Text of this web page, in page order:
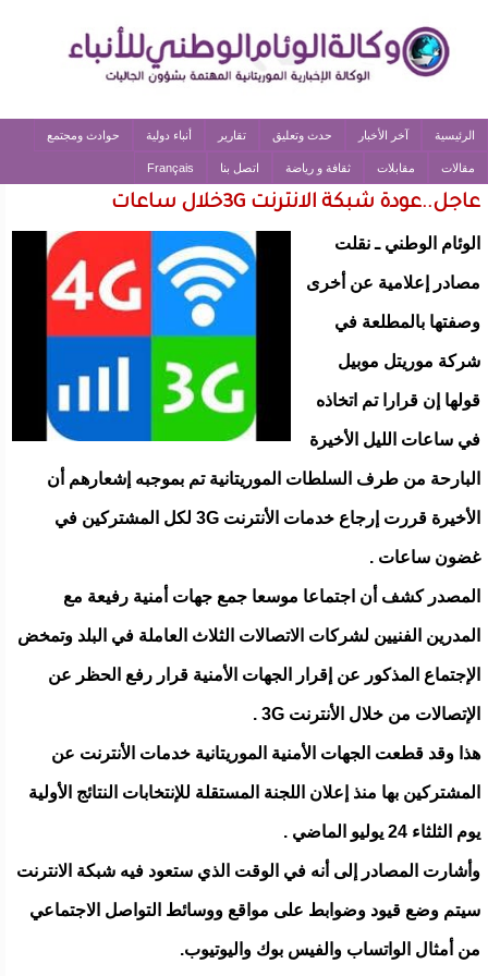
الرئيسية آخر الأخبار حدث وتعليق تقارير أنباء دولية حوادث ومجتمع
مقالات مقابلات ثقافة و رياضة اتصل بنا Français
عاجل..عودة شبكة الانترنت 3Gخلال ساعات
الوئام الوطني ـ نقلت
مصادر إعلامية عن أخرى
وصفتها بالمطلعة في
شركة موريتل موبيل
قولها إن قرارا تم اتخاذه
في ساعات الليل الأخيرة
البارحة من طرف السلطات الموريتانية تم بموجبه إشعارهم أن
الأخيرة قررت إرجاع خدمات الأنترنت 3G لكل المشتركين في
غضون ساعات .
المصدر كشف أن اجتماعا موسعا جمع جهات أمنية رفيعة مع
المدرين الفنيين لشركات الاتصالات الثلاث العاملة في البلد وتمخض
الإجتماع المذكور عن إقرار الجهات الأمنية قرار رفع الحظر عن
الإتصالات من خلال الأنترنت 3G .
هذا وقد قطعت الجهات الأمنية الموريتانية خدمات الأنترنت عن
المشتركين بها منذ إعلان اللجنة المستقلة للإنتخابات النتائج الأولية
يوم الثلثاء 24 يوليو الماضي .
وأشارت المصادر إلى أنه في الوقت الذي ستعود فيه شبكة الانترنت
سيتم وضع قيود وضوابط على مواقع ووسائط التواصل الاجتماعي
من أمثال الواتساب والفيس بوك واليوتيوب.